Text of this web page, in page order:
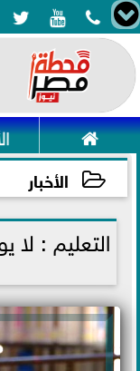
  

الأخبار
2022-01-17 22:05:47
التعليم : لا